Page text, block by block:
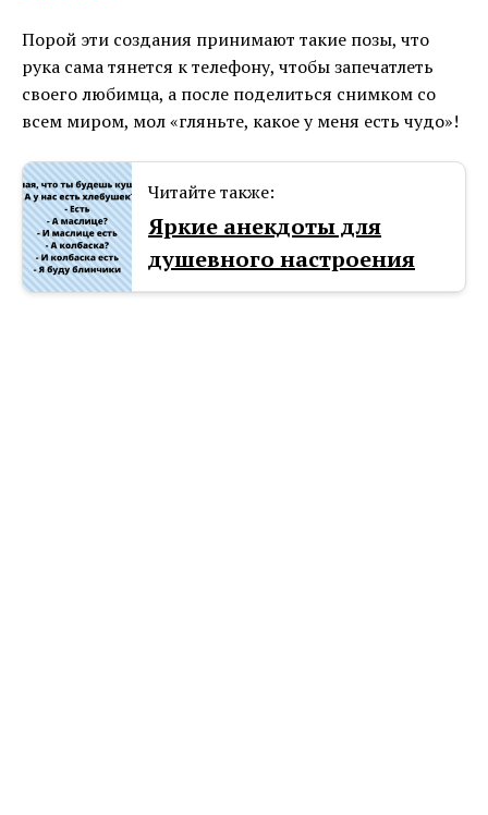
Порой эти создания принимают такие позы, что
рука сама тянется к телефону, чтобы запечатлеть
своего любимца, а после поделиться снимком со
всем миром, мол «гляньте, какое у меня есть чудо»!
Читайте также:
Яркие анекдоты для
душевного настроения